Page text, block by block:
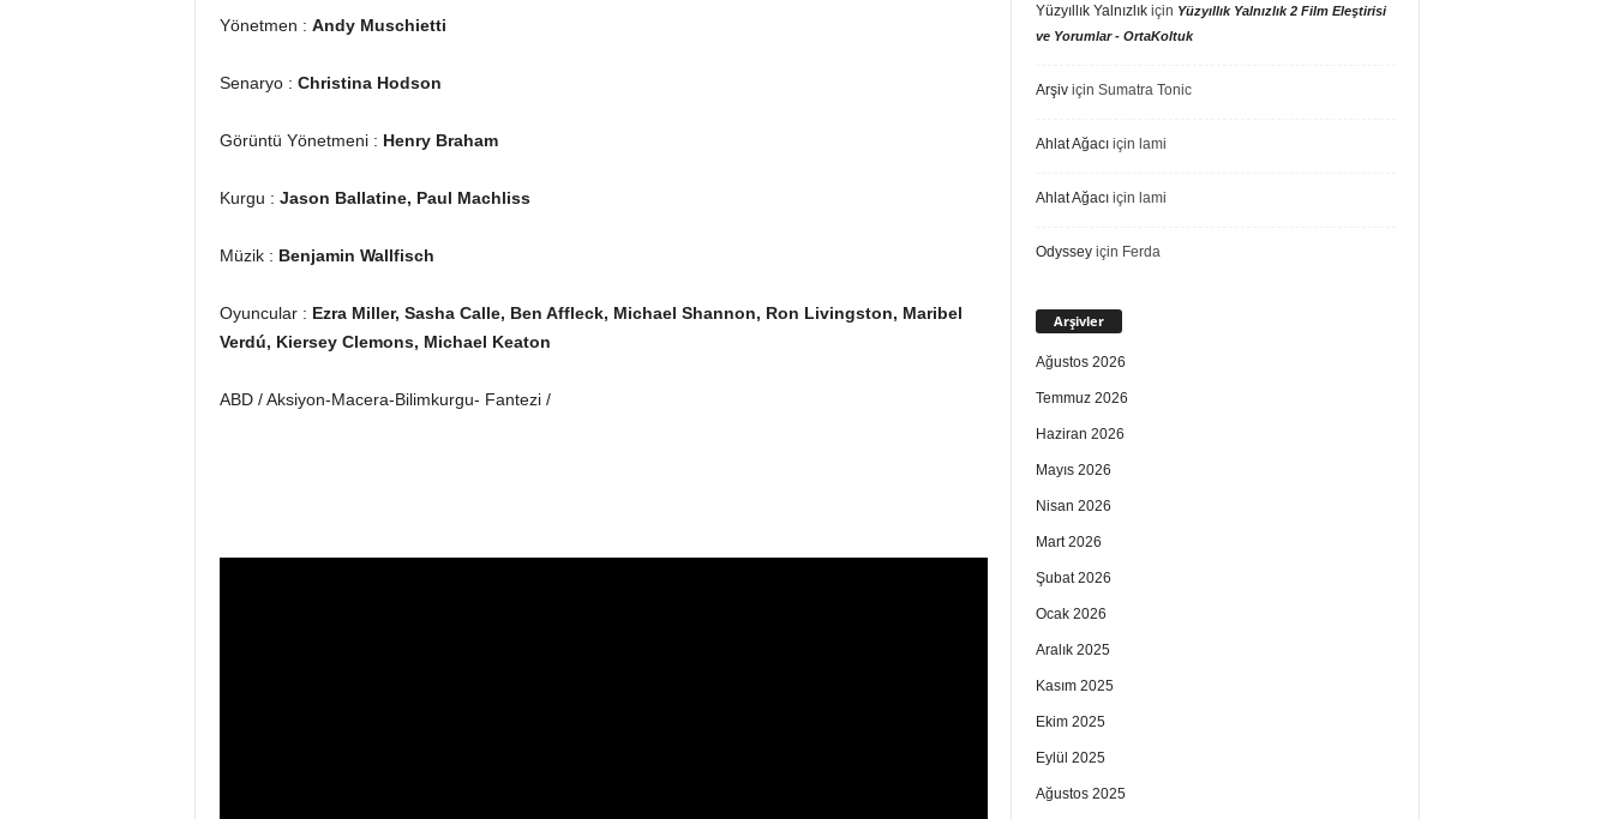
Yönetmen : Andy Muschietti
Senaryo : Christina Hodson
Görüntü Yönetmeni : Henry Braham
Kurgu : Jason Ballatine, Paul Machliss
Müzik : Benjamin Wallfisch
Oyuncular : Ezra Miller, Sasha Calle, Ben Affleck, Michael Shannon, Ron Livingston, Maribel
Verdú, Kiersey Clemons, Michael Keaton
ABD / Aksiyon-Macera-Bilimkurgu- Fantezi /
Yüzyıllık Yalnızlıkiçin Yüzyıllık Yalnızlık 2 Film Eleştirisi
ve Yorumlar - OrtaKoltuk
Arşiviçin Sumatra Tonic
Ahlat Ağacıiçin lami
Ahlat Ağacıiçin lami
Odysseyiçin Ferda
Arşivler
Ağustos 2026
Temmuz 2026
Haziran 2026
Mayıs 2026
Nisan 2026
Mart 2026
Şubat 2026
Ocak 2026
Aralık 2025
Kasım 2025
Ekim 2025
Eylül 2025
Ağustos 2025